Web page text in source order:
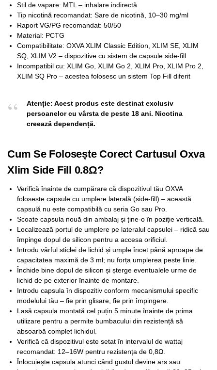
Stil de vapare: MTL – inhalare indirectă
Tip nicotină recomandat: Sare de nicotină, 10–30 mg/ml
Raport VG/PG recomandat: 50/50
Material: PCTG
Compatibilitate: OXVA XLIM Classic Edition, XLIM SE, XLIM
SQ, XLIM V2 – dispozitive cu sistem de capsule side-fill
Incompatibil cu: XLIM Go, XLIM Go 2, XLIM Pro, XLIM Pro 2,
XLIM SQ Pro – acestea folosesc un sistem Top Fill diferit
Atenție: Acest produs este destinat exclusiv
persoanelor cu vârsta de peste 18 ani. Nicotina
creează dependență.
Cum Se Folosește Corect Cartusul Oxva
Xlim Side Fill 0.8Ω?
Verifică înainte de cumpărare că dispozitivul tău OXVA
folosește capsule cu umplere laterală (side-fill) – această
capsulă nu este compatibilă cu seria Go sau Pro.
Scoate capsula nouă din ambalaj și ține-o în poziție verticală.
Localizează portul de umplere pe lateralul capsulei – ridică sau
împinge dopul de silicon pentru a accesa orificiul.
Introdu vârful sticlei de lichid și umple încet până aproape de
capacitatea maximă de 3 ml; nu forța umplerea peste linie.
Închide bine dopul de silicon și șterge eventualele urme de
lichid de pe exterior înainte de montare.
Introdu capsula în dispozitiv conform mecanismului specific
modelului tău – fie prin glisare, fie prin împingere.
Lasă capsula montată cel puțin 5 minute înainte de prima
utilizare pentru a permite bumbacului din rezistență să
absoarbă complet lichidul.
Verifică că dispozitivul este setat în intervalul de wattaj
recomandat: 12–16W pentru rezistența de 0,8Ω.
Înlocuiește capsula atunci când gustul devine ars sau